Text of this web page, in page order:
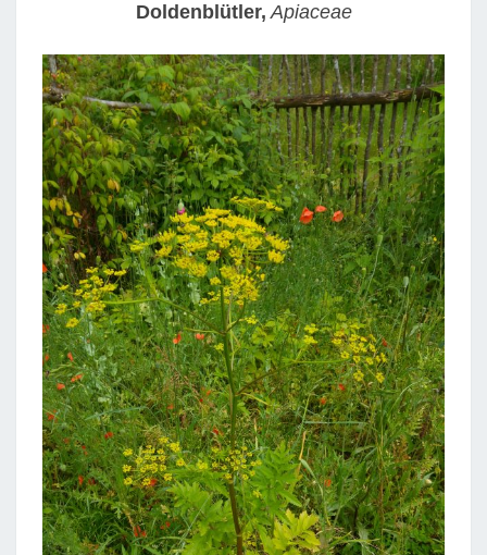
Doldenblütler, Apiaceae